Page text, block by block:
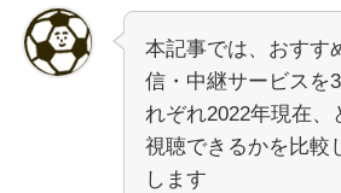
本記事では、おすす
信・中継サービスを
れぞれ2022年現在、
視聴できるかを比較
します